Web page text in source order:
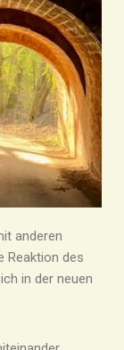
anderen
Reaktion des
in der neuen